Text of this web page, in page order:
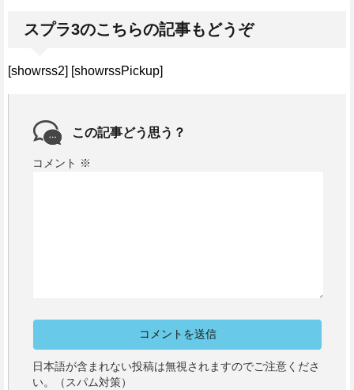
スプラ3のこちらの記事もどうぞ
[showrss2] [showrssPickup]
この記事どう思う？
コメント ※
日本語が含まれない投稿は無視されますのでご注意くださ
い。（スパム対策）